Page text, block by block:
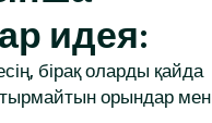
идея:
бірақ оларды қайда
орындар мен